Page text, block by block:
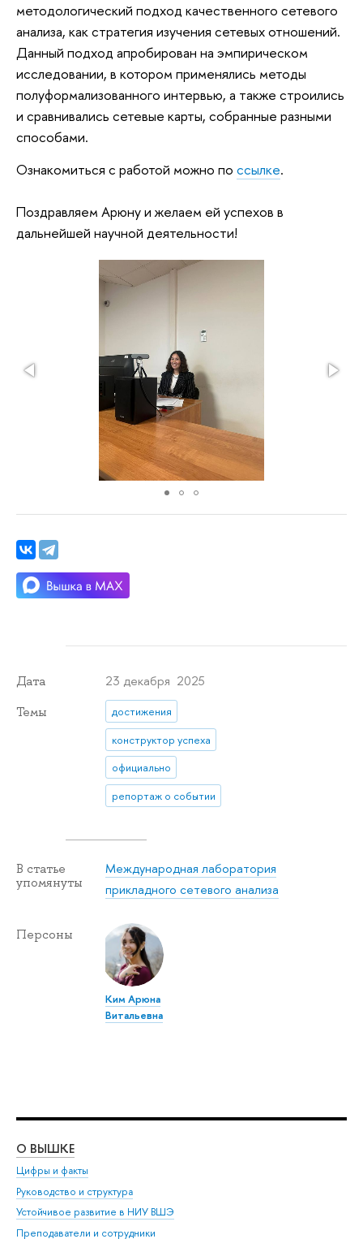
методологический подход качественного сетевого
анализа, как стратегия изучения сетевых отношений.
Данный подход апробирован на эмпирическом
исследовании, в котором применялись методы
полуформализованного интервью, а также строились
и сравнивались сетевые карты, собранные разными
способами.
Ознакомиться с работой можно по ссылке.
Поздравляем Арюну и желаем ей успехов в
дальнейшей научной деятельности!
Дата 23 декабря 2025
Темы
достижения
конструктор успеха
официально
репортаж о событии
В статье
упомянуты
Международная лаборатория
прикладного сетевого анализа
Персоны
Ким Арюна
Витальевна
О ВЫШКЕ
Цифры и факты
Руководство и структура
Устойчивое развитие в НИУ ВШЭ
Преподаватели и сотрудники